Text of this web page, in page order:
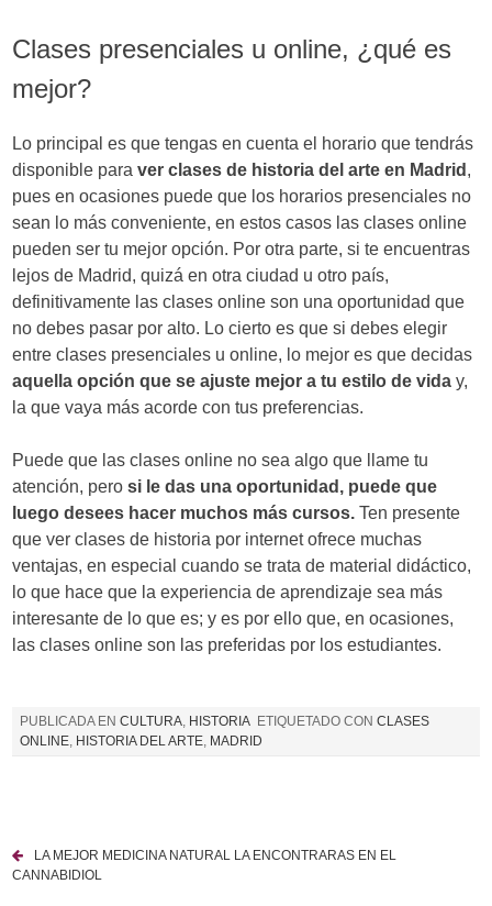
Clases presenciales u online, ¿qué es
mejor?
Lo principal es que tengas en cuenta el horario que tendrás
disponible paraver clases de historia del arte en Madrid ,
pues en ocasiones puede que los horarios presenciales no
sean lo más conveniente, en estos casos las clases online
pueden ser tu mejor opción. Por otra parte, si te encuentras
lejos de Madrid, quizá en otra ciudad u otro país,
definitivamente las clases online son una oportunidad que
no debes pasar por alto. Lo cierto es que si debes elegir
entre clases presenciales u online, lo mejor es que decidas
aquella opción que se ajuste mejor a tu estilo de vida y,
la que vaya más acorde con tus preferencias.
Puede que las clases online no sea algo que llame tu
atención, pero si le das una oportunidad, puede que
luego desees hacer muchos más cursos. Ten presente
que ver clases de historia por internet ofrece muchas
ventajas, en especial cuando se trata de material didáctico,
lo que hace que la experiencia de aprendizaje sea más
interesante de lo que es; y es por ello que, en ocasiones,
las clases online son las preferidas por los estudiantes.
PUBLICADA ENCULTURA, HISTORIA ETIQUETADO CONCLASES
ONLINE, HISTORIA DEL ARTE, MADRID
N
LA MEJOR MEDICINA NATURAL LA ENCONTRARAS EN EL
CANNABIDIOL